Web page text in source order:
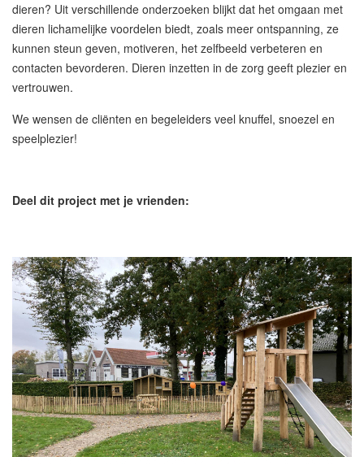
dieren? Uit verschillende onderzoeken blijkt dat het omgaan met
dieren lichamelijke voordelen biedt, zoals meer ontspanning, ze
kunnen steun geven, motiveren, het zelfbeeld verbeteren en
contacten bevorderen. Dieren inzetten in de zorg geeft plezier en
vertrouwen.
We wensen de cliënten en begeleiders veel knuffel, snoezel en
speelplezier!
Deel dit project met je vrienden: